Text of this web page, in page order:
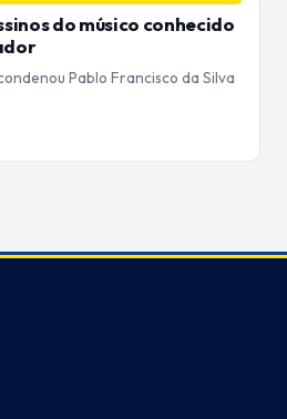
do músico conhecido
Pablo Francisco da Silva